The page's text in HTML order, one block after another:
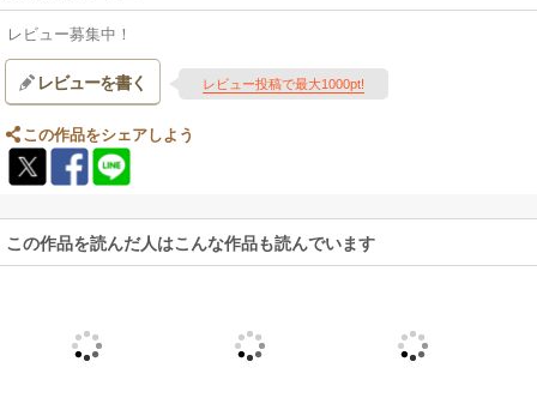
レビュー募集中！
レビューを書く レビュー投稿で最大1000pt!
この作品をシェアしよう
この作品を読んだ人はこんな作品も読んでいます